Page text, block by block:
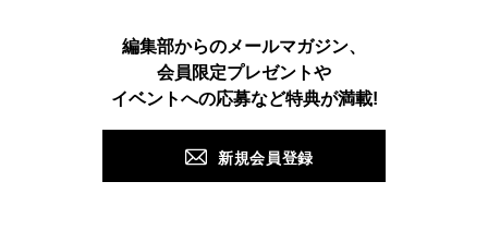
TikTok Facebook Pinterest LINE
編集部からのメールマガジン、
会員限定プレゼントや
イベントへの応募など特典が満載!
新規会員登録